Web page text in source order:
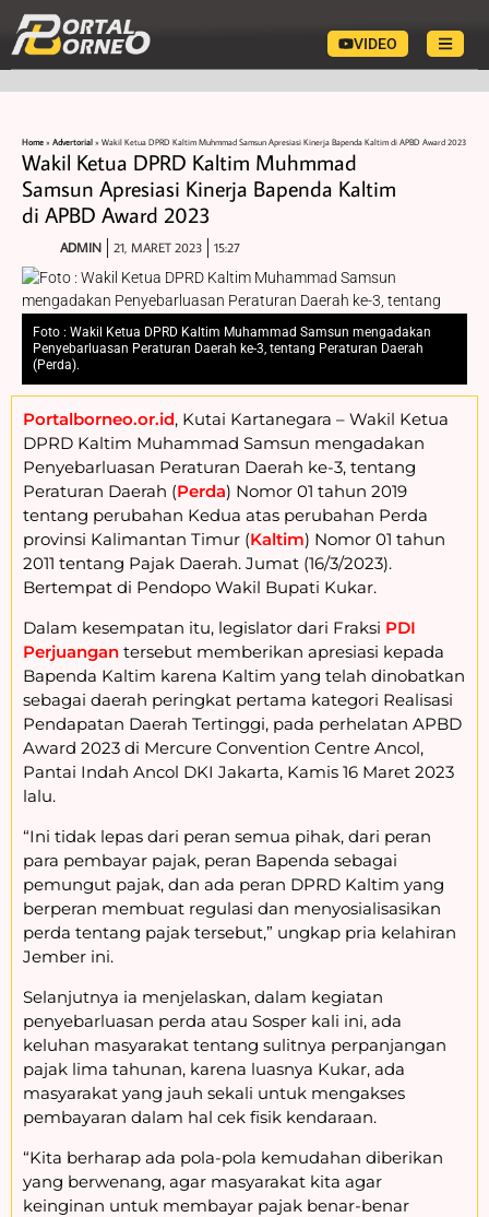
VIDEO
Home » Advertorial » Wakil Ketua DPRD Kaltim Muhmmad Samsun Apresiasi Kinerja Bapenda Kaltim di APBD Award 2023
Wakil Ketua DPRD Kaltim Muhmmad
Samsun Apresiasi Kinerja Bapenda Kaltim
di APBD Award 2023
ADMIN 21, MARET 2023 15:27
Foto : Wakil Ketua DPRD Kaltim Muhammad Samsun mengadakan
Penyebarluasan Peraturan Daerah ke-3, tentang Peraturan Daerah
(Perda).
Portalborneo.or.id, Kutai Kartanegara – Wakil Ketua
DPRD Kaltim Muhammad Samsun mengadakan
Penyebarluasan Peraturan Daerah ke-3, tentang
Peraturan Daerah (Perda) Nomor 01 tahun 2019
tentang perubahan Kedua atas perubahan Perda
provinsi Kalimantan Timur (Kaltim) Nomor 01 tahun
2011 tentang Pajak Daerah. Jumat (16/3/2023).
Bertempat di Pendopo Wakil Bupati Kukar.
Dalam kesempatan itu, legislator dari Fraksi PDI
Perjuangan tersebut memberikan apresiasi kepada
Bapenda Kaltim karena Kaltim yang telah dinobatkan
sebagai daerah peringkat pertama kategori Realisasi
Pendapatan Daerah Tertinggi, pada perhelatan APBD
Award 2023 di Mercure Convention Centre Ancol,
Pantai Indah Ancol DKI Jakarta, Kamis 16 Maret 2023
lalu.
“Ini tidak lepas dari peran semua pihak, dari peran
para pembayar pajak, peran Bapenda sebagai
pemungut pajak, dan ada peran DPRD Kaltim yang
berperan membuat regulasi dan menyosialisasikan
perda tentang pajak tersebut,” ungkap pria kelahiran
Jember ini.
Selanjutnya ia menjelaskan, dalam kegiatan
penyebarluasan perda atau Sosper kali ini, ada
keluhan masyarakat tentang sulitnya perpanjangan
pajak lima tahunan, karena luasnya Kukar, ada
masyarakat yang jauh sekali untuk mengakses
pembayaran dalam hal cek fisik kendaraan.
“Kita berharap ada pola-pola kemudahan diberikan
yang berwenang, agar masyarakat kita agar
keinginan untuk membayar pajak benar-benar